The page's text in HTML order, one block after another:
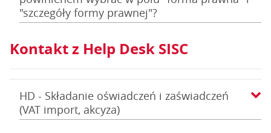
"szczegóły formy prawnej"?
Kontakt z Help Desk SISC
HD - Składanie oświadczeń i zaświadczeń
(VAT import, akcyza)